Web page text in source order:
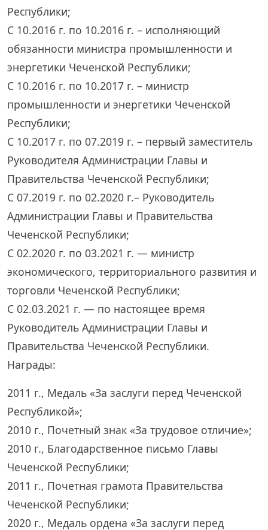
Республики;
С 10.2016 г. по 10.2016 г. – исполняющий
обязанности министра промышленности и
энергетики Чеченской Республики;
С 10.2016 г. по 10.2017 г. – министр
промышленности и энергетики Чеченской
Республики;
С 10.2017 г. по 07.2019 г. – первый заместитель
Руководителя Администрации Главы и
Правительства Чеченской Республики;
С 07.2019 г. по 02.2020 г.– Руководитель
Администрации Главы и Правительства
Чеченской Республики;
С 02.2020 г. по 03.2021 г. — министр
экономического, территориального развития и
торговли Чеченской Республики;
С 02.03.2021 г. — по настоящее время
Руководитель Администрации Главы и
Правительства Чеченской Республики.
Награды:
2011 г., Медаль «За заслуги перед Чеченской
Республикой»;
2010 г., Почетный знак «За трудовое отличие»;
2010 г., Благодарственное письмо Главы
Чеченской Республики;
2011 г., Почетная грамота Правительства
Чеченской Республики;
2020 г., Медаль ордена «За заслуги перед